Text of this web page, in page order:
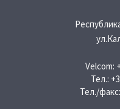
Velcom:
Тел.:
Тел./факс: